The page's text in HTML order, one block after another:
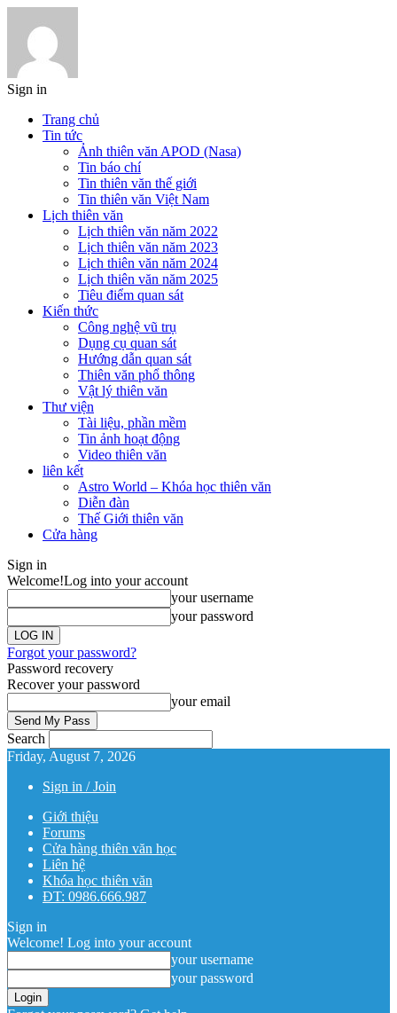
Sign in
Trang chủ
Tin tức
Ảnh thiên văn APOD (Nasa)
Tin báo chí
Tin thiên văn thế giới
Tin thiên văn Việt Nam
Lịch thiên văn
Lịch thiên văn năm 2022
Lịch thiên văn năm 2023
Lịch thiên văn năm 2024
Lịch thiên văn năm 2025
Tiêu điểm quan sát
Kiến thức
Công nghệ vũ trụ
Dụng cụ quan sát
Hướng dẫn quan sát
Thiên văn phổ thông
Vật lý thiên văn
Thư viện
Tài liệu, phần mềm
Tin ảnh hoạt động
Video thiên văn
liên kết
Astro World – Khóa học thiên văn
Diễn đàn
Thế Giới thiên văn
Cửa hàng
Sign in
Welcome!Log into your account
your username
your password
Forgot your password?
Password recovery
Recover your password
your email
Search
Friday, August 7, 2026
Sign in / Join
Giới thiệu
Forums
Cửa hàng thiên văn học
Liên hệ
Khóa học thiên văn
ĐT: 0986.666.987
Sign in
Welcome! Log into your account
your username
your password